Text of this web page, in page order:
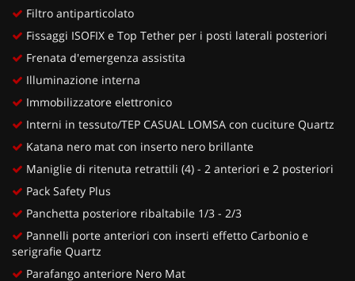
Filtro antiparticolato
Fissaggi ISOFIX e Top Tether per i posti laterali posteriori
Frenata d'emergenza assistita
Illuminazione interna
Immobilizzatore elettronico
Interni in tessuto/TEP CASUAL LOMSA con cuciture Quartz
Katana nero mat con inserto nero brillante
Maniglie di ritenuta retrattili (4) - 2 anteriori e 2 posteriori
Pack Safety Plus
Panchetta posteriore ribaltabile 1/3 - 2/3
Pannelli porte anteriori con inserti effetto Carbonio e
serigrafie Quartz
Parafango anteriore Nero Mat